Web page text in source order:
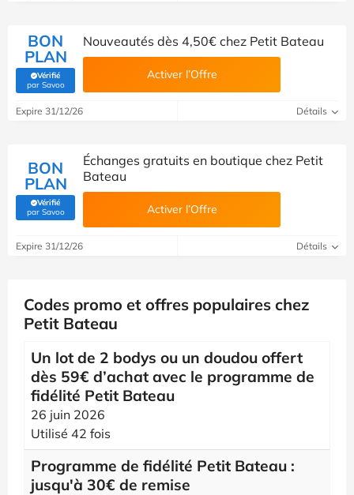
BON
PLAN
Vérifié
par Savoo(Vérifié par Savoo)
Nouveautés dès 4,50€ chez Petit Bateau
Activer l’Offre
Expire 31/12/26 Détails
BON
PLAN
Vérifié
par Savoo(Vérifié par Savoo)
Échanges gratuits en boutique chez Petit
Bateau
Activer l’Offre
Expire 31/12/26 Détails
Codes promo et offres populaires chez
Petit Bateau
Un lot de 2 bodys ou un doudou offert
dès 59€ d’achat avec le programme de
fidélité Petit Bateau
26 juin 2026
Utilisé 42 fois
Programme de fidélité Petit Bateau :
jusqu'à 30€ de remise